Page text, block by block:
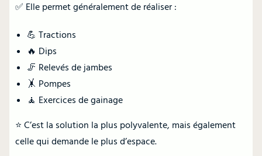
✅ Elle permet généralement de réaliser :
💪 Tractions
🔥 Dips
🦵 Relevés de jambes
🤸 Pompes
🧘 Exercices de gainage
⭐ C’est la solution la plus polyvalente, mais également
celle qui demande le plus d’espace.